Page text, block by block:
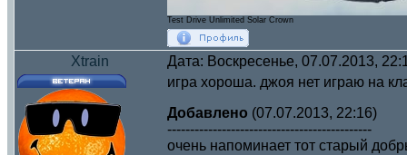
Test Drive Unlimited Solar Crown
Xtrain Дата: Воскресенье, 07.07.2013,
игра хороша. джоя нет играю на
Добавлено (07.07.2013, 22:16)
---------------------------------------------
очень напоминает тот старый